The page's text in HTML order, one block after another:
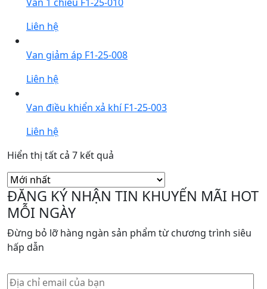
Liên hệ
Van giảm áp F1-25-008
Liên hệ
Van điều khiển xả khí F1-25-003
Liên hệ
Hiển thị tất cả 7 kết quả
sắp
theo
nhất
ĐĂNG KÝ NHẬN TIN KHUYẾN MÃI HOT
MỖI NGÀY
Đừng bỏ lỡ hàng ngàn sản phẩm từ chương trình siêu
hấp dẫn